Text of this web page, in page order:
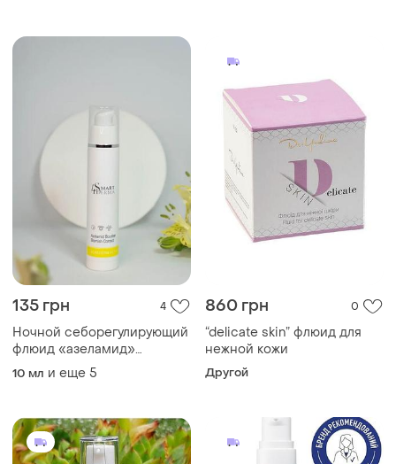
135 грн 4
Ночной себорегулирующий
флюид «азеламид»
smart4derma
10 мл и еще 5
860 грн 0
“delicate skin” флюид для
нежной кожи
Другой